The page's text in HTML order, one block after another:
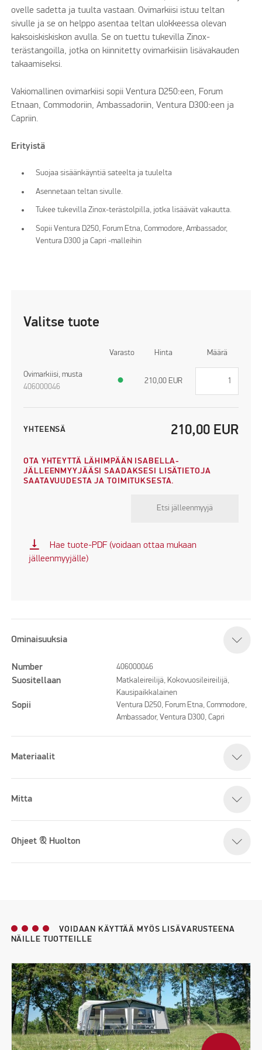
ovelle sadetta ja tuulta vastaan. Ovimarkiisi istuu teltan
sivulle ja se on helppo asentaa teltan ulokkeessa olevan
kaksoiskiskiskon avulla. Se on tuettu tukevilla Zinox-
terästangoilla, jotka on kiinnitetty ovimarkiisiin lisävakauden
takaamiseksi.
Vakiomallinen ovimarkiisi sopii Ventura D250:een, Forum
Etnaan, Commodoriin, Ambassadoriin, Ventura D300:een ja
Capriin.
Erityistä
Suojaa sisäänkäyntiä sateelta ja tuulelta
Asennetaan teltan sivulle.
Tukee tukevilla Zinox-terästolpilla, jotka lisäävät vakautta.
Sopii Ventura D250, Forum Etna, Commodore, Ambassador,
Ventura D300 ja Capri -malleihin
Valitse tuote
Varasto Hinta Määrä
Ovimarkiisi, musta
406000046
● 210,00 EUR
YHTEENSÄ 210,00 EUR
OTA YHTEYTTÄ LÄHIMPÄÄN ISABELLA-
JÄLLEENMYYJÄÄSI SAADAKSESI LISÄTIETOJA
SAATAVUUDESTA JA TOIMITUKSESTA.
Etsi jälleenmyyjä
vertical_align_bottom
Hae tuote-PDF (voidaan ottaa mukaan
jälleenmyyjälle)
Ominaisuuksia
Number 406000046
Suositellaan
Matkaleireilijä, Kokovuosileireilijä,
Kausipaikkalainen
Sopii
Ventura D250, Forum Etna, Commodore,
Ambassador, Ventura D300, Capri
Materiaalit
Mitta
Ohjeet & Huolton
VOIDAAN KÄYTTÄÄ MYÖS LISÄVARUSTEENA
NÄILLE TUOTTEILLE